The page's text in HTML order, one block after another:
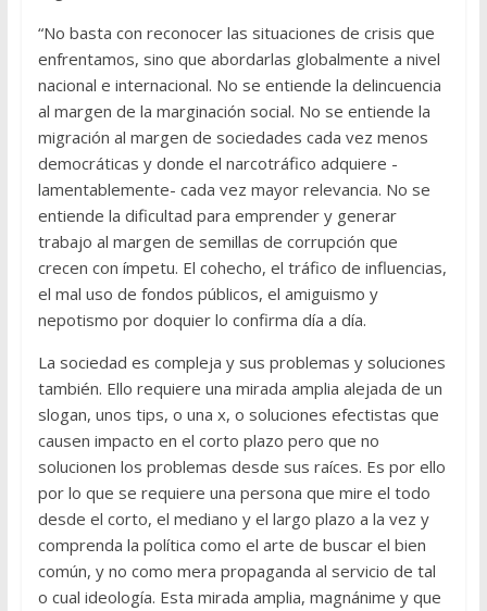
“No basta con reconocer las situaciones de crisis que
enfrentamos, sino que abordarlas globalmente a nivel
nacional e internacional. No se entiende la delincuencia
al margen de la marginación social. No se entiende la
migración al margen de sociedades cada vez menos
democráticas y donde el narcotráfico adquiere -
lamentablemente- cada vez mayor relevancia. No se
entiende la dificultad para emprender y generar
trabajo al margen de semillas de corrupción que
crecen con ímpetu. El cohecho, el tráfico de influencias,
el mal uso de fondos públicos, el amiguismo y
nepotismo por doquier lo confirma día a día.
La sociedad es compleja y sus problemas y soluciones
también. Ello requiere una mirada amplia alejada de un
slogan, unos tips, o una x, o soluciones efectistas que
causen impacto en el corto plazo pero que no
solucionen los problemas desde sus raíces. Es por ello
por lo que se requiere una persona que mire el todo
desde el corto, el mediano y el largo plazo a la vez y
comprenda la política como el arte de buscar el bien
común, y no como mera propaganda al servicio de tal
o cual ideología. Esta mirada amplia, magnánime y que